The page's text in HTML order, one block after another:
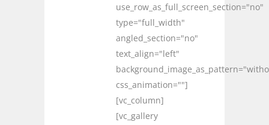
use_row_as_full_screen_section="no"
type="full_width"
angled_section="no"
text_align="left"
css_animation=""]
[vc_column]
[vc_gallery